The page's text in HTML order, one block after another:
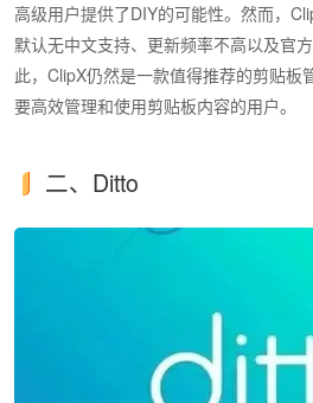
高级用户提供了DIY的可能性。然而，
默认无中文支持、更新频率不高以及官
此，ClipX仍然是一款值得推荐的剪贴板
要高效管理和使用剪贴板内容的用户。
二、Ditto